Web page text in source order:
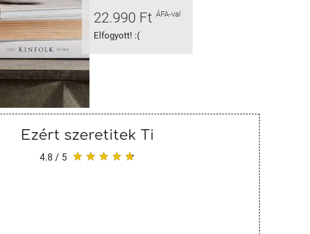
22.990 Ft ÁFA-val
Elfogyott! :(
Ezért szeretitek Ti
4.8 / 5